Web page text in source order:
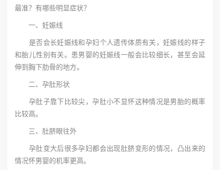
最准？有哪些明显症状？
一、妊娠线
是否会长妊娠线和孕妇个人遗传体质有关，妊娠线的样子
和胎儿性别有关。患男婴的妊娠线一般会比较细长，甚至会延
伸到胸下肋骨的地方。
二、孕肚形状
孕肚子靠下比较尖，孕肚小不显怀这种情况是男胎的概率
比较高。
三、肚脐眼往外
孕肚变大后很多孕妇都会出现肚脐变形的情况，凸出来的
情况怀男婴的机率更高。